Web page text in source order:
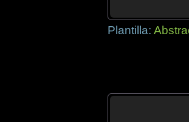
Plantilla: